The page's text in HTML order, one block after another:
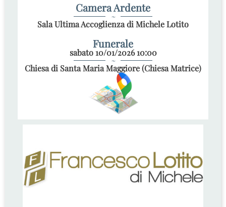
Camera Ardente
~
Sala Ultima Accoglienza di Michele Lotito
Funerale
sabato 10/01/2026 10:00
~
Chiesa di Santa Maria Maggiore (Chiesa Matrice)